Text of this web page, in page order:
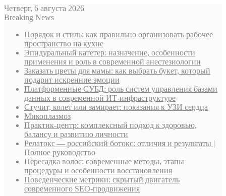
Четверг, 6 августа 2026
Breaking News
Порядок и стиль: как правильно организовать рабочее
пространство на кухне
Эпидуральный катетер: назначение, особенности
применения и роль в современной анестезиологии
Заказать цветы для мамы: как выбрать букет, который
подарит искренние эмоции
Платформенные СУБД: роль систем управления базами
данных в современной ИТ-инфраструктуре
Стучит, колет или замирает: показания к УЗИ сердца
Микоплазмоз
Практик-центр: комплексный подход к здоровью,
балансу и развитию личности
Релатокс — российский ботокс: отличия и результаты |
Полное руководство
Пересадка волос: современные методы, этапы
процедуры и особенности восстановления
Поведенческие метрики: скрытый двигатель
современного SEO-продвижения